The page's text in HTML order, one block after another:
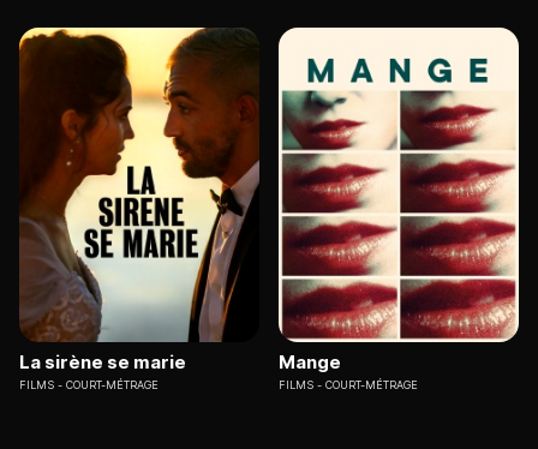
La sirène se marie
FILMS COURT-MÉTRAGE
Mange
FILMS COURT-MÉTRAGE